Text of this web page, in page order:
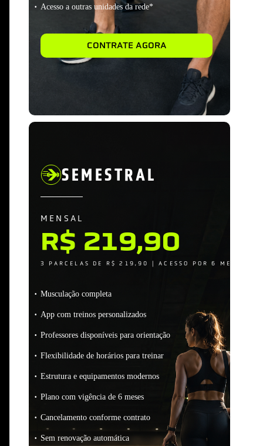
Acesso a outras unidades da rede*
CONTRATE AGORA
SEMESTRAL
MENSAL
R$ 219,90
3 PARCELAS DE R$ 219,90 | ACESSO POR 6 MESES
Musculação completa
App com treinos personalizados
Professores disponíveis para orientação
Flexibilidade de horários para treinar
Estrutura e equipamentos modernos
Plano com vigência de 6 meses
Cancelamento conforme contrato
Sem renovação automática